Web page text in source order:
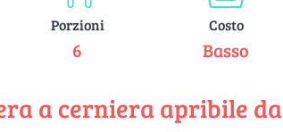
Porzioni
6
Costo
Basso
a cerniera apribile da